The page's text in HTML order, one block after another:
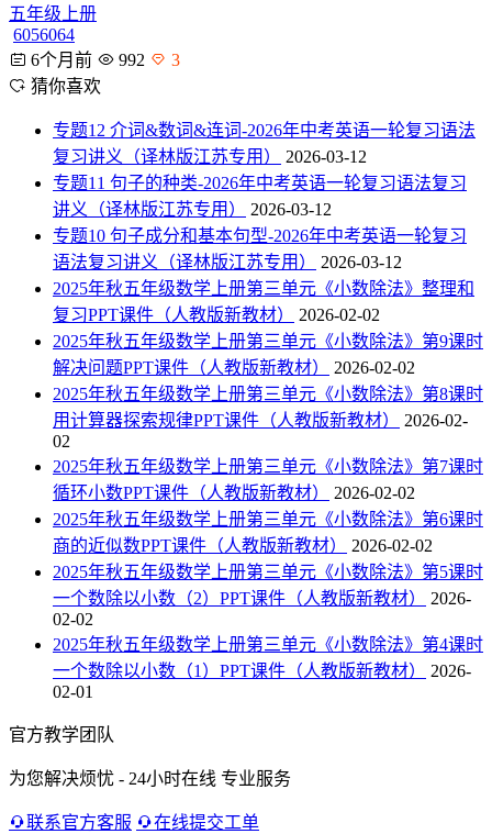
五年级上册
6056064
6个月前
992
3
猜你喜欢
专题12 介词&数词&连词-2026年中考英语一轮复习语法
复习讲义（译林版江苏专用）
2026-03-12
专题11 句子的种类-2026年中考英语一轮复习语法复习
讲义（译林版江苏专用）
2026-03-12
专题10 句子成分和基本句型-2026年中考英语一轮复习
语法复习讲义（译林版江苏专用）
2026-03-12
2025年秋五年级数学上册第三单元《小数除法》整理和
复习PPT课件（人教版新教材）
2026-02-02
2025年秋五年级数学上册第三单元《小数除法》第9课时
解决问题PPT课件（人教版新教材）
2026-02-02
2025年秋五年级数学上册第三单元《小数除法》第8课时
用计算器探索规律PPT课件（人教版新教材）
2026-02-
02
2025年秋五年级数学上册第三单元《小数除法》第7课时
循环小数PPT课件（人教版新教材）
2026-02-02
2025年秋五年级数学上册第三单元《小数除法》第6课时
商的近似数PPT课件（人教版新教材）
2026-02-02
2025年秋五年级数学上册第三单元《小数除法》第5课时
一个数除以小数（2）PPT课件（人教版新教材）
2026-
02-02
2025年秋五年级数学上册第三单元《小数除法》第4课时
一个数除以小数（1）PPT课件（人教版新教材）
2026-
02-01
官方教学团队
为您解决烦忧 - 24小时在线 专业服务
联系官方客服
在线提交工单